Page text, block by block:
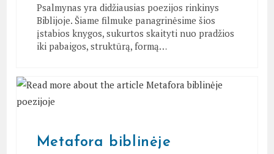
Psalmynas yra didžiausias poezijos rinkinys
Biblijoje. Šiame filmuke panagrinėsime šios
įstabios knygos, sukurtos skaityti nuo pradžios
iki pabaigos, struktūrą, formą…
Metafora biblinėje